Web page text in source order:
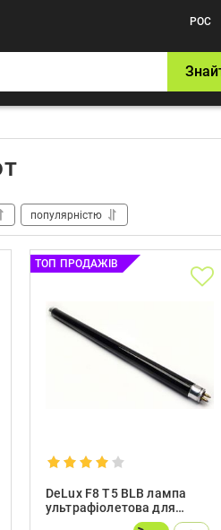
РОС
популярністю
ТОП ПРОДАЖІВ
DeLux F8 T5 BLB лампа
ультрафіолетова для
детектора валют